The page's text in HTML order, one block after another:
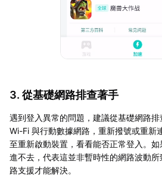
3. 從基礎網路排查著手
遇到登入異常的問題，建議從基礎網路
Wi-Fi 與行動數據網路，重新撥號或重新
至重新啟動裝置，看看能否正常登入。
進不去，代表這並非暫時性的網路波動
路支援才能解決。